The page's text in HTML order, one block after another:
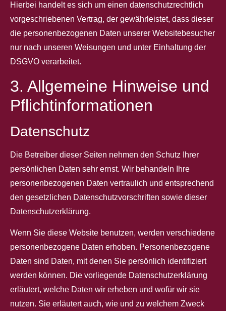
Hierbei handelt es sich um einen datenschutzrechtlich
vorgeschriebenen Vertrag, der gewährleistet, dass dieser
die personenbezogenen Daten unserer Websitebesucher
nur nach unseren Weisungen und unter Einhaltung der
DSGVO verarbeitet.
3. Allgemeine Hinweise und
Pflicht­informationen
Datenschutz
Die Betreiber dieser Seiten nehmen den Schutz Ihrer
persönlichen Daten sehr ernst. Wir behandeln Ihre
personenbezogenen Daten vertraulich und entsprechend
den gesetzlichen Datenschutzvorschriften sowie dieser
Datenschutzerklärung.
Wenn Sie diese Website benutzen, werden verschiedene
personenbezogene Daten erhoben. Personenbezogene
Daten sind Daten, mit denen Sie persönlich identifiziert
werden können. Die vorliegende Datenschutzerklärung
erläutert, welche Daten wir erheben und wofür wir sie
nutzen. Sie erläutert auch, wie und zu welchem Zweck